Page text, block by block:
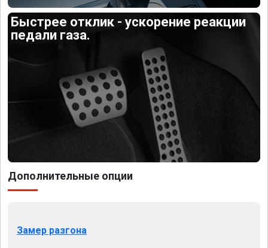
Быстрее отклик - ускорение реакции
педали газа.
Дополнительные опции
Замер разгона